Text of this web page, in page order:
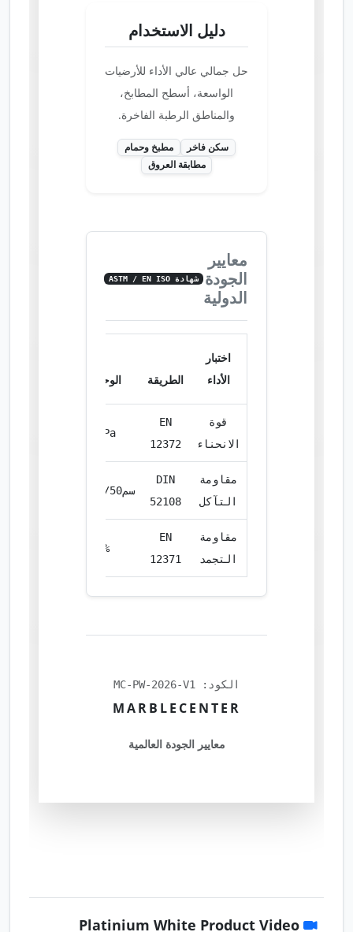
دليل الاستخدام
حل جمالي عالي الأداء للأرضيات
الواسعة، أسطح المطابخ،
والمناطق الرطبة الفاخرة.
سكن فاخر
مطبخ وحمام
مطابقة العروق
معايير
الجودة
الدولية
شهادة ASTM / EN ISO
اختبار
الأداء
الطريقة الوحدة
قوة
الانحناء
EN
12372
MPa
مقاومة
التآكل
DIN
52108
سم³/50سم²
مقاومة
التجمد
EN
12371
%
الكود: MC-PW-2026-V1
MARBLECENTER
معايير الجودة العالمية